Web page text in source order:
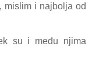
mislim i nаjboljа od
su i među njimа